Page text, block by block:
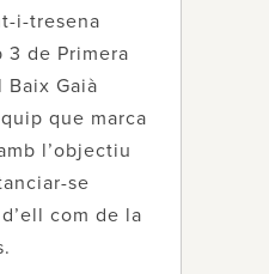
i-tresena
3 de Primera
Baix Gaià
que marca
l’objectiu
se
com de la